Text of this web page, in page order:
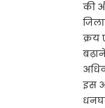
की
क्रय
इस